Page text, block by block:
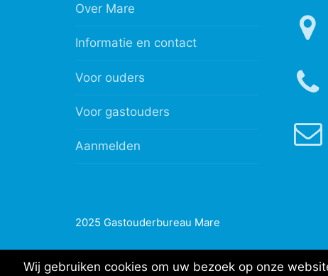
Over Mare
Informatie en contact
Voor ouders
Voor gastouders
Aanmelden
2025 Gastouderbureau Mare
Wij gebruiken cookies om uw bezoek op onze